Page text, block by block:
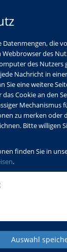
Datenmengen, die
des
des Nutzers
Nachricht in
Sie eine weitere
Cookie an den
Mechanismus
zu merken oder
Bitte willigen
finden Sie in
.
Auswahl